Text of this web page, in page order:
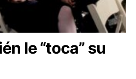
le “toca” su